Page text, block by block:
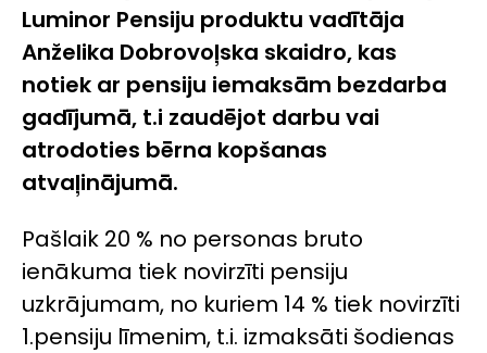
Luminor Pensiju produktu vadītāja
Anželika Dobrovoļska skaidro, kas
notiek ar pensiju iemaksām bezdarba
gadījumā, t.i zaudējot darbu vai
atrodoties bērna kopšanas
atvaļinājumā.
Pašlaik 20 % no personas bruto
ienākuma tiek novirzīti pensiju
uzkrājumam, no kuriem 14 % tiek novirzīti
1.pensiju līmenim, t.i. izmaksāti šodienas